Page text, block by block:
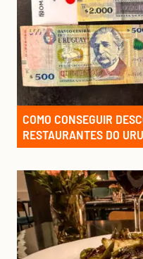
COMO CONSEGUIR
RESTAURANTES DO